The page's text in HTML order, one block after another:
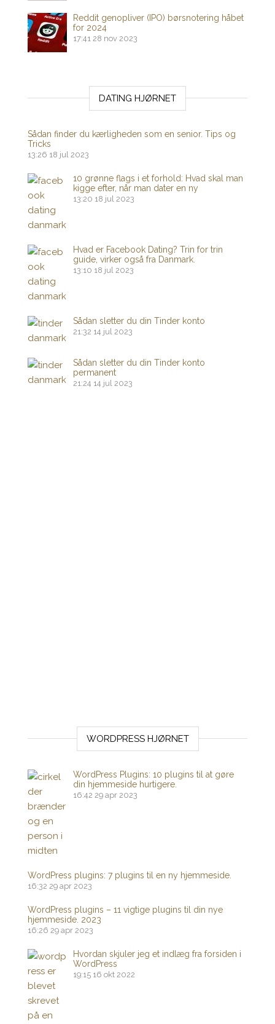
Reddit genopliver (IPO) børsnotering håbet
for 2024
17:41 28 nov 2023
DATING HJØRNET
Sådan finder du kærligheden som en senior. Tips og
Tricks
13:26 18 jul 2023
10 grønne flags i et forhold: Hvad skal man
kigge efter, når man dater en ny
13:20 18 jul 2023
Hvad er Facebook Dating? Trin for trin
guide, virker også fra Danmark.
13:10 18 jul 2023
Sådan sletter du din Tinder konto
21:32 14 jul 2023
Sådan sletter du din Tinder konto
permanent
21:24 14 jul 2023
WORDPRESS HJØRNET
WordPress Plugins: 10 plugins til at gøre
din hjemmeside hurtigere.
16:42 29 apr 2023
WordPress plugins: 7 plugins til en ny hjemmeside.
16:32 29 apr 2023
WordPress plugins – 11 vigtige plugins til din nye
hjemmeside. 2023
16:26 29 apr 2023
Hvordan skjuler jeg et indlæg fra forsiden i
WordPress
19:15 16 okt 2022